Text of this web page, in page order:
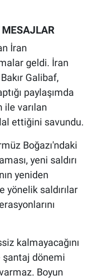
MESAJLAR
İran
geldi. İran
Galibaf,
paylaşımda
varılan
ettiğini savundu.
Boğazı'ndaki
yeni saldırı
yeniden
yönelik saldırılar
kalmayacağını
şantaj dönemi
Boyun